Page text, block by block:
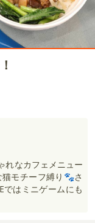
れなカフェメニュー
モチーフ縛り🐾さ
はミニゲームにも